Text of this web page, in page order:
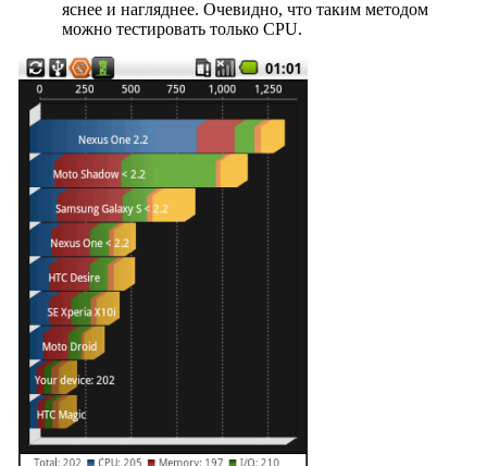
яснее и нагляднее. Очевидно, что таким методом
можно тестировать только CPU.